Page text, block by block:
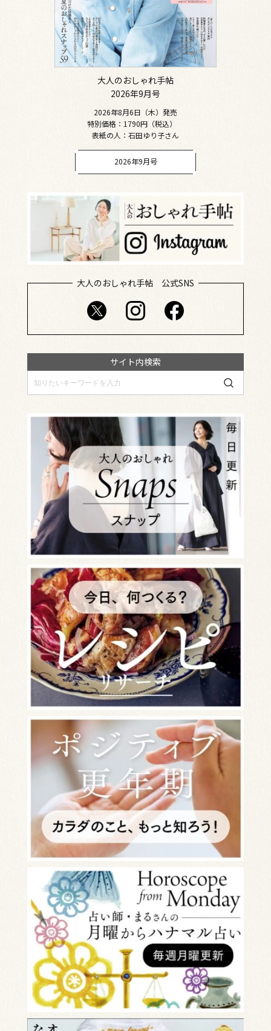
大人のおしゃれ手帖
2026年9月号
2026年8月6日（木）発売
特別価格：1790円（税込）
表紙の人：石田ゆり子さん
2026年9月号
大人のおしゃれ手帖 公式SNS
サイト内検索